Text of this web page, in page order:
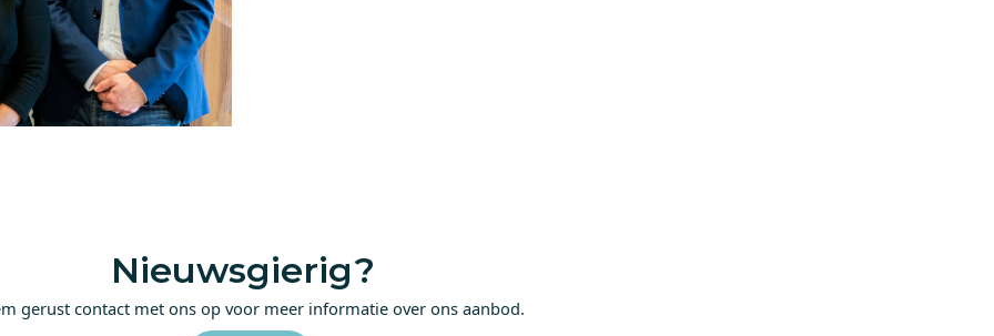
Nieuwsgierig?
gerust contact met ons op voor meer informatie over ons aanbod.